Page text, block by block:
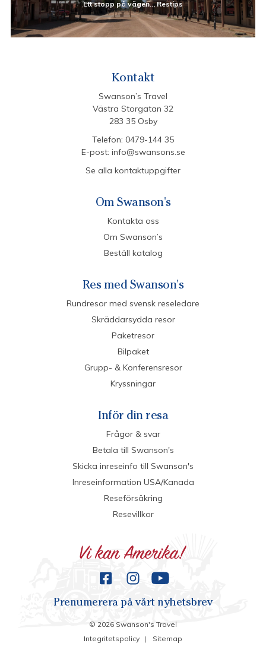
Ett stopp på vägen.., Restips
Kontakt
Swanson’s Travel
Västra Storgatan 32
283 35 Osby
Telefon: 0479-144 35
E-post: info@swansons.se
Se alla kontaktuppgifter
Om Swanson's
Kontakta oss
Om Swanson’s
Beställ katalog
Res med Swanson's
Rundresor med svensk reseledare
Skräddarsydda resor
Paketresor
Bilpaket
Grupp- & Konferensresor
Kryssningar
Inför din resa
Frågor & svar
Betala till Swanson's
Skicka inreseinfo till Swanson's
Inreseinformation USA/Kanada
Reseförsäkring
Resevillkor
Prenumerera på vårt nyhetsbrev
© 2026 Swanson's Travel
Integritetspolicy | Sitemap